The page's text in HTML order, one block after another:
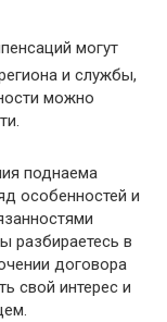
могут
и службы,
можно
поднаема
особенностей и
разбираетесь в
договора
свой интерес и